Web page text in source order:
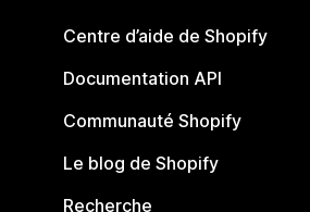
Centre d’aide de Shopify
Documentation API
Communauté Shopify
Le blog de Shopify
Recherche